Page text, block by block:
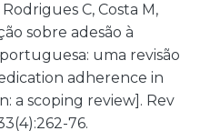
C, Costa M,
sobre adesão à
uma revisão
adherence in
a scoping review]. Rev
76.